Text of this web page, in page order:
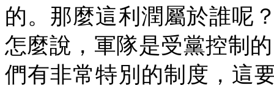
的。那麼這利潤屬於誰呢
怎麼說，軍隊是受黨控制
們有非常特別的制度，這